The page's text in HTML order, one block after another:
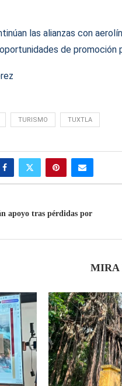
las alianzas con
de promoción
TURISMO TUXTLA
apoyo tras pérdidas por
MIRA